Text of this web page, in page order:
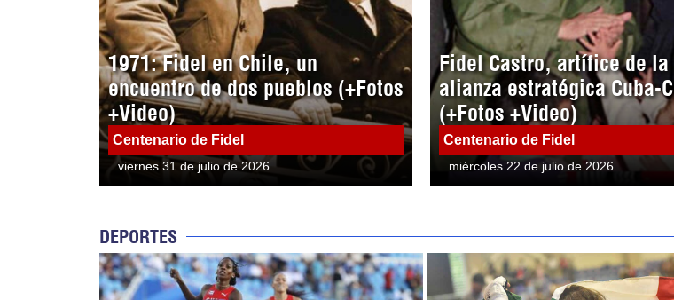
1971: Fidel en Chile, un
encuentro de dos pueblos (+Fotos
+Video)
Centenario de Fidel
viernes 31 de julio de 2026
Fidel Castro, artífice de la
alianza estratégica Cuba-
(+Fotos +Video)
Centenario de Fidel
miércoles 22 de julio de 2026
DEPORTES